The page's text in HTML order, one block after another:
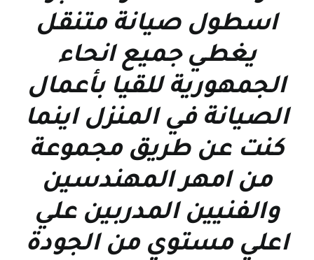
اسطول صيانة متنقل
يغطي جميع انحاء
الجمهورية للقيا بأعمال
الصيانة في المنزل اينما
كنت عن طريق مجموعة
من امهر المهندسين
والفنيين المدربين علي
اعلي مستوي من الجودة